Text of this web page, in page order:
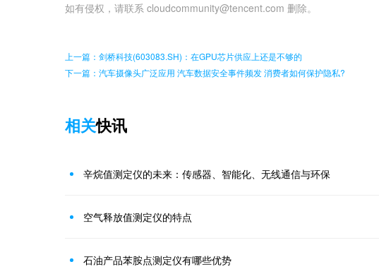
如有侵权，请联系 cloudcommunity@tencent.com 删除。
上一篇：剑桥科技(603083.SH)：在GPU芯片供应上还是不够的
下一篇：汽车摄像头广泛应用 汽车数据安全事件频发 消费者如何保护隐私?
相关快讯
辛烷值测定仪的未来：传感器、智能化、无线通信与环保
空气释放值测定仪的特点
石油产品苯胺点测定仪有哪些优势